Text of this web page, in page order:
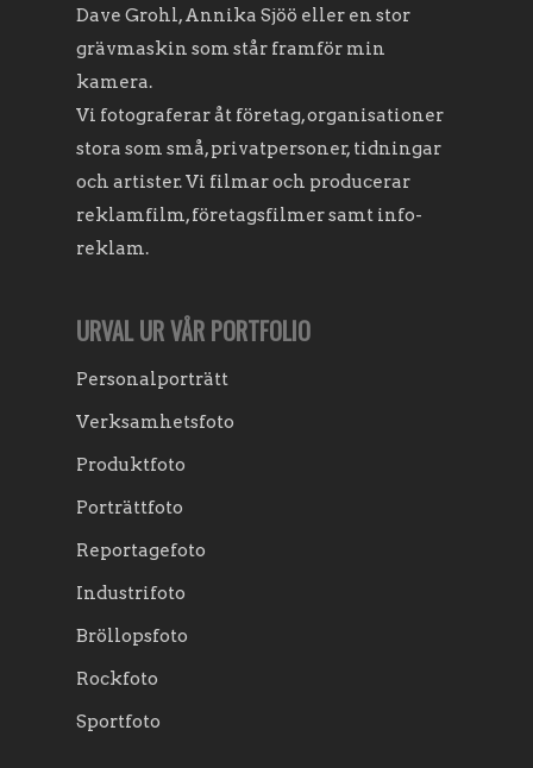
Dave Grohl, Annika Sjöö eller en stor
grävmaskin som står framför min
kamera.
Vi fotograferar åt företag, organisationer
stora som små, privatpersoner, tidningar
och artister. Vi filmar och producerar
reklamfilm, företagsfilmer samt info-
reklam.
URVAL UR VÅR PORTFOLIO
Personalporträtt
Verksamhetsfoto
Produktfoto
Porträttfoto
Reportagefoto
Industrifoto
Bröllopsfoto
Rockfoto
Sportfoto